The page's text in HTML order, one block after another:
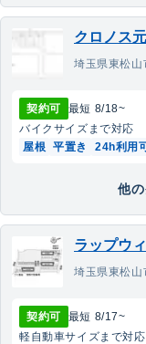
クロノス
埼玉県東松
契約可 最短 8/18~
バイク サイズまで対応
屋根 平置き 24h利用
他
ラップウ
埼玉県東松
契約可 最短 8/17~
軽自動車サイズまで対応